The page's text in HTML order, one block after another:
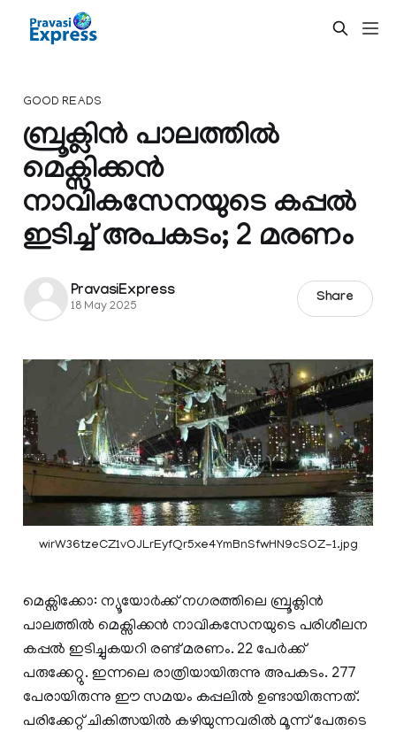
GOOD READS
ബ്രൂക്ലിൻ പാലത്തിൽ
മെക്സിക്കൻ
നാവികസേനയുടെ കപ്പൽ
ഇടിച്ച് അപകടം; 2 മരണം
PravasiExpress
18 May 2025
Share
wirW36tzeCZ1vOJLrEyfQr5xe4YmBnSfwHN9cSOZ-1.jpg
മെക്സിക്കോ: ന്യൂയോർക്ക് നഗരത്തിലെ ബ്രൂക്ലിൻ
പാലത്തിൽ മെക്സിക്കൻ നാവികസേനയുടെ പരിശീലന
കപ്പൽ ഇടിച്ചുകയറി രണ്ട് മരണം. 22 പേർക്ക്
പരുക്കേറ്റു. ഇന്നലെ രാത്രിയായിരുന്നു അപകടം. 277
പേരായിരുന്നു ഈ സമയം കപ്പലിൽ ഉണ്ടായിരുന്നത്.
പരിക്കേറ്റ് ചികിത്സയിൽ കഴിയുന്നവരിൽ മൂന്ന് പേരുടെ